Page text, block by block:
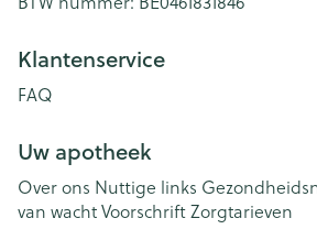
Klantenservice
FAQ
Uw apotheek
Over ons Nuttige links
van wachtVoorschriftZorgtarieven